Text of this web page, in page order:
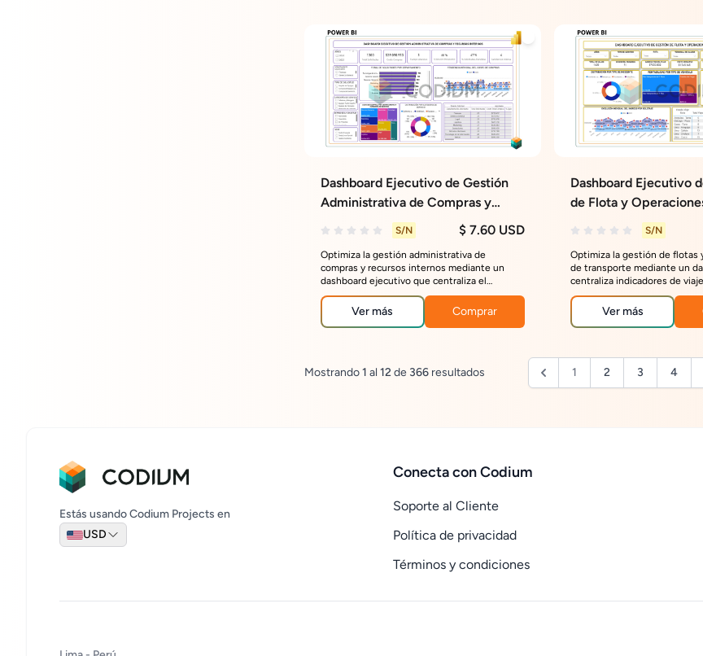
Dashboard Ejecutivo de Gestión
Administrativa de Compras y
Recursos Internos
S/N $ 7.60 USD
Optimiza la gestión administrativa de
compras y recursos internos mediante un
dashboard ejecutivo que centraliza el
seguimiento de solicitudes, facilitando la
toma de decisiones y el control de los
procesos internos.
Ver más Comprar
Dashboard Ejecutivo
de Flota y
S/N
Optimiza la gestión de flotas
de transporte mediante un
centraliza indicadores de
puntualidad e incidencias,
control integral del
operación y la toma de
Ver más
Mostrando1 al 12de 366 resultados 1 2 3 4
Estás usando Codium Projects en
USD
Conecta con Codium
Soporte al Cliente
Política de privacidad
Términos y condiciones